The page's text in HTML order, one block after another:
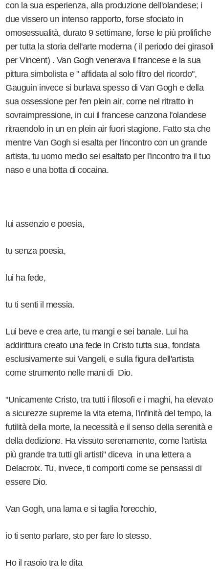
con la sua esperienza, alla produzione dell'olandese; i
due vissero un intenso rapporto, forse sfociato in
omosessualità, durato 9 settimane, forse le più prolifiche
per tutta la storia dell'arte moderna ( il periodo dei girasoli
per Vincent) . Van Gogh venerava il francese e la sua
pittura simbolista e " affidata al solo filtro del ricordo",
Gauguin invece si burlava spesso di Van Gogh e della
sua ossessione per l'en plein air, come nel ritratto in
sovraimpressione, in cui il francese canzona l'olandese
ritraendolo in un en plein air fuori stagione. Fatto sta che
mentre Van Gogh si esalta per l'incontro con un grande
artista, tu uomo medio sei esaltato per l'incontro tra il tuo
naso e una botta di cocaina.
lui assenzio e poesia,
tu senza poesia,
lui ha fede,
tu ti senti il messia.
Lui beve e crea arte, tu mangi e sei banale. Lui ha
addirittura creato una fede in Cristo tutta sua, fondata
esclusivamente sui Vangeli, e sulla figura dell'artista
come strumento nelle mani di Dio.
"Unicamente Cristo, tra tutti i filosofi e i maghi, ha elevato
a sicurezze supreme la vita eterna, l'infinità del tempo, la
futilità della morte, la necessità e il senso della serenità e
della dedizione. Ha vissuto serenamente, come l'artista
più grande tra tutti gli artisti" diceva in una lettera a
Delacroix. Tu, invece, ti comporti come se pensassi di
essere Dio.
Van Gogh, una lama e si taglia l'orecchio,
io ti sento parlare, sto per fare lo stesso.
Ho il rasoio tra le dita